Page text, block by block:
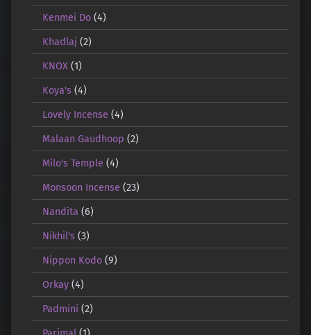
Kenmei Do(4)
Khadlaj (2)
KNOX(1)
Koya's(4)
Lovely Incense (4)
Malaan Gaudhoop (2)
Milo's Temple (4)
Monsoon Incense (23)
Nandita (6)
Nikhil's(3)
Nippon Kodo(9)
Orkay(4)
Padmini (2)